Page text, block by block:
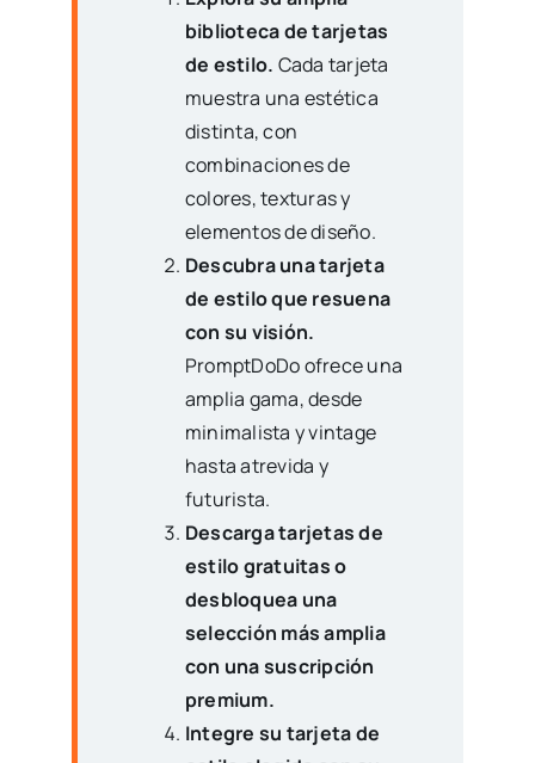
biblioteca de tarjetas
de estilo. Cada tarjeta
muestra una estética
distinta, con
combinaciones de
colores, texturas y
elementos de diseño.
Descubra una tarjeta
de estilo que resuena
con su visión.
PromptDoDo ofrece una
amplia gama, desde
minimalista y vintage
hasta atrevida y
futurista.
Descarga tarjetas de
estilo gratuitas o
desbloquea una
selección más amplia
con una suscripción
premium.
Integre su tarjeta de